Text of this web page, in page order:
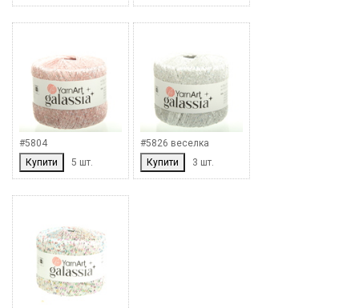
#5804
Купити
5 шт.
#5826 веселка
Купити
3 шт.